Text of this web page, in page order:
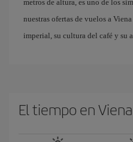
metros de altura, es uno de los
nuestras ofertas de vuelos a
imperial, su cultura del café y su
El tiempo en Viena